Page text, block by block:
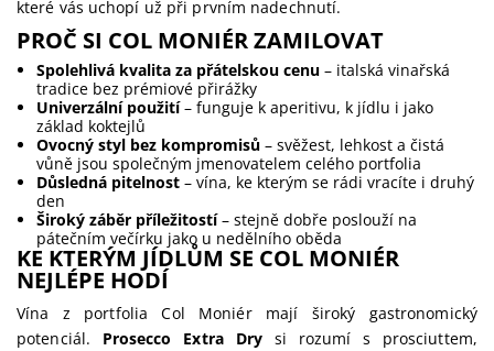
které vás uchopí už při prvním nadechnutí.
PROČ SI COL MONIÉR ZAMILOVAT
Spolehlivá kvalita za přátelskou cenu– italská vinařská
tradice bez prémiové přirážky
Univerzální použití– funguje k aperitivu, k jídlu i jako
základ koktejlů
Ovocný styl bez kompromisů– svěžest, lehkost a čistá
vůně jsou společným jmenovatelem celého portfolia
Důsledná pitelnost– vína, ke kterým se rádi vracíte i druhý
den
Široký záběr příležitostí– stejně dobře poslouží na
pátečním večírku jako u nedělního oběda
KE KTERÝM JÍDLŮM SE COL MONIÉR
NEJLÉPE HODÍ
Vína z portfolia Col Moniér mají široký gastronomický
potenciál. Prosecco Extra Drysi rozumí s prosciuttem,